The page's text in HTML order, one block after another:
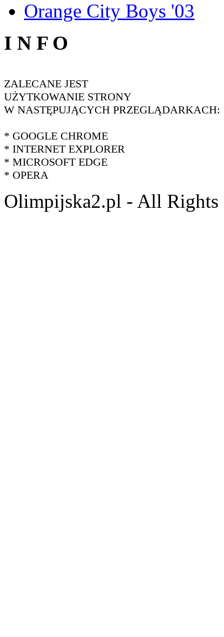
Orange City Boys '03
I N F O
ZALECANE JEST
UŻYTKOWANIE STRONY
W NASTĘPUJĄCYCH PRZEGLĄDARKACH:
* GOOGLE CHROME
* INTERNET EXPLORER
* MICROSOFT EDGE
* OPERA
Olimpijska2.pl - All Rights